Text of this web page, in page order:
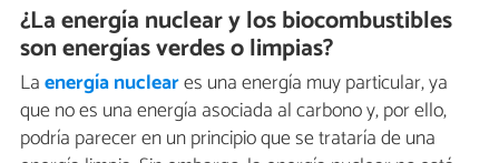
¿La energía nuclear y los biocombustibles
son energías verdes o limpias?
Laenergía nucleares una energía muy particular, ya
que no es una energía asociada al carbono y, por ello,
podría parecer en un principio que se trataría de una